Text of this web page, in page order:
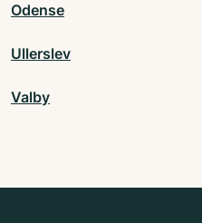
Odense
Ullerslev
Valby